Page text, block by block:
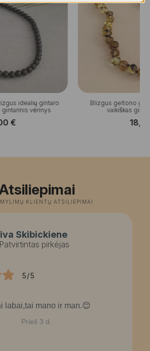
idealių gintaro
gintarinis vėrinys
€
Blizgus geltono
vaikiškas
KLIENTŲ ATSILIEPIMAI
Skibickiene
Patvirtintas pirkėjas
5/5
labai,tai mano ir man.😊
Prieš 3 d.